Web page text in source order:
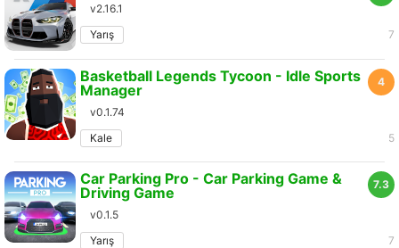
v2.16.1
Yarış
7
4
Basketball Legends Tycoon - Idle Sports
Manager
v0.1.74
Kale
5
7.3
Car Parking Pro - Car Parking Game &
Driving Game
v0.1.5
Yarış
7